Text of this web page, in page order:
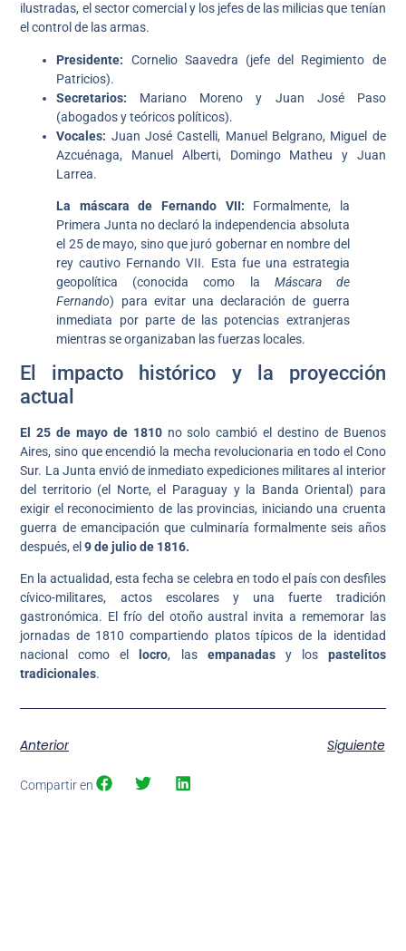
ilustradas, el sector comercial y los jefes de las milicias que tenían
el control de las armas.
Presidente: Cornelio Saavedra (jefe del Regimiento de
Patricios).
Secretarios: Mariano Moreno y Juan José Paso
(abogados y teóricos políticos).
Vocales: Juan José Castelli, Manuel Belgrano, Miguel de
Azcuénaga, Manuel Alberti, Domingo Matheu y Juan
Larrea.
La máscara de Fernando VII: Formalmente, la
Primera Junta no declaró la independencia absoluta
el 25 de mayo, sino que juró gobernar en nombre del
rey cautivo Fernando VII. Esta fue una estrategia
geopolítica (conocida como la Máscara de
Fernando) para evitar una declaración de guerra
inmediata por parte de las potencias extranjeras
mientras se organizaban las fuerzas locales.
El impacto histórico y la proyección
actual
El 25 de mayo de 1810 no solo cambió el destino de Buenos
Aires, sino que encendió la mecha revolucionaria en todo el Cono
Sur. La Junta envió de inmediato expediciones militares al interior
del territorio (el Norte, el Paraguay y la Banda Oriental) para
exigir el reconocimiento de las provincias, iniciando una cruenta
guerra de emancipación que culminaría formalmente seis años
después, el 9 de julio de 1816.
En la actualidad, esta fecha se celebra en todo el país con desfiles
cívico-militares, actos escolares y una fuerte tradición
gastronómica. El frío del otoño austral invita a rememorar las
jornadas de 1810 compartiendo platos típicos de la identidad
nacional como el
locro, las empanadasy los pastelitos
tradicionales.
Anterior Siguiente
Compartir en